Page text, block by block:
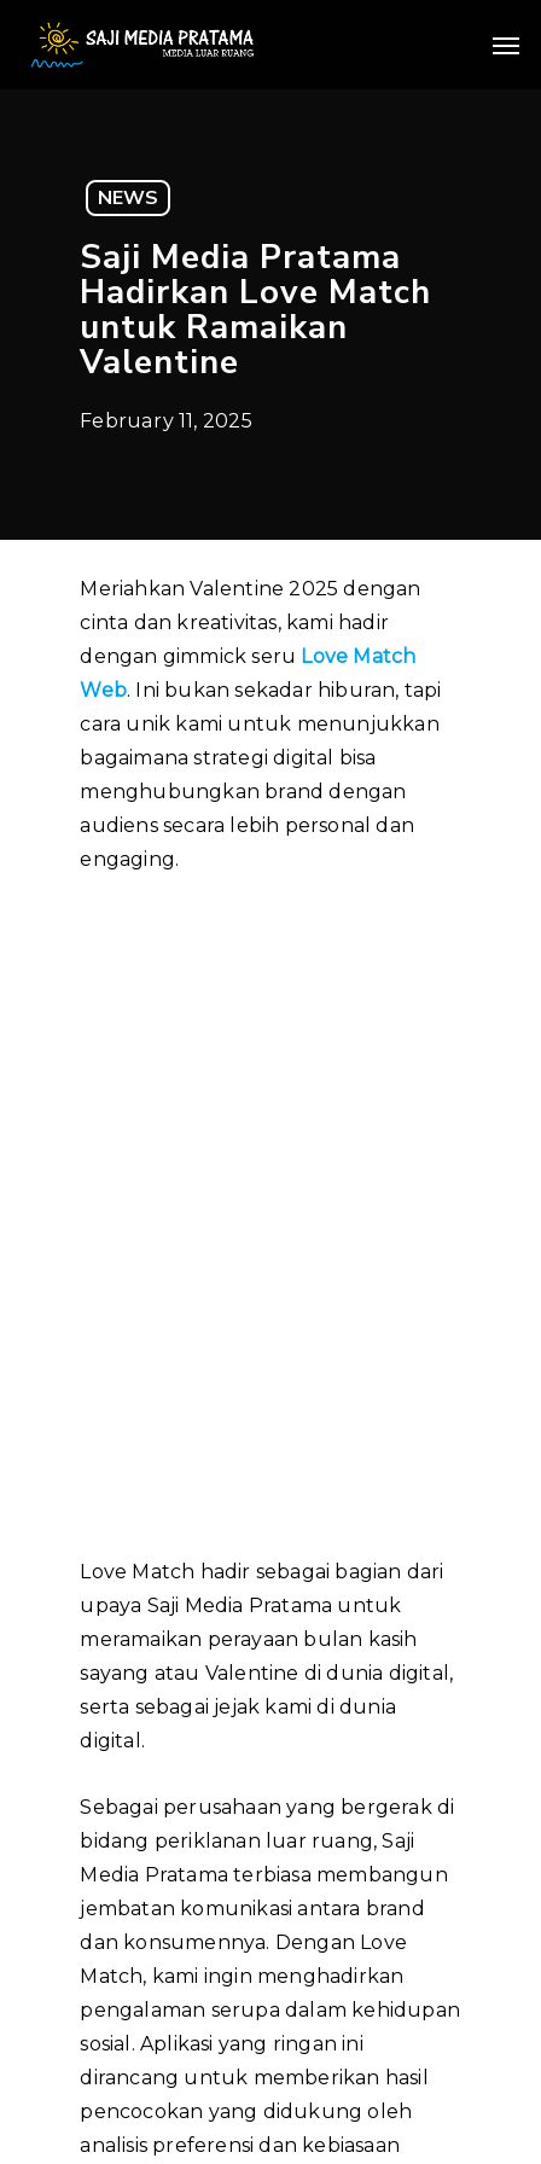
NEWS
Saji Media Pratama
Hadirkan Love Match
untuk Ramaikan
Valentine
February 11, 2025
Meriahkan Valentine 2025 dengan
cinta dan kreativitas, kami hadir
dengan gimmick seru Love Match
Web. Ini bukan sekadar hiburan, tapi
cara unik kami untuk menunjukkan
bagaimana strategi digital bisa
menghubungkan brand dengan
audiens secara lebih personal dan
engaging.
Love Match hadir sebagai bagian dari
upaya Saji Media Pratama untuk
meramaikan perayaan bulan kasih
sayang atau Valentine di dunia digital,
serta sebagai jejak kami di dunia
digital.
Sebagai perusahaan yang bergerak di
bidang periklanan luar ruang, Saji
Media Pratama terbiasa membangun
jembatan komunikasi antara brand
dan konsumennya. Dengan Love
Match, kami ingin menghadirkan
pengalaman serupa dalam kehidupan
sosial. Aplikasi yang ringan ini
dirancang untuk memberikan hasil
pencocokan yang didukung oleh
analisis preferensi dan kebiasaan